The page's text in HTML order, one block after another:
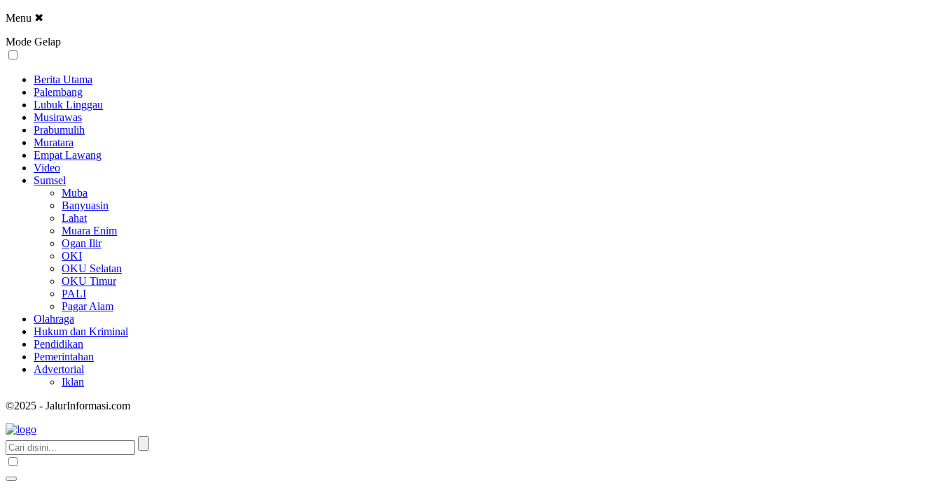
Menu ✖
Mode Gelap
Berita Utama
Palembang
Lubuk Linggau
Musirawas
Prabumulih
Muratara
Empat Lawang
Video
Sumsel
Muba
Banyuasin
Lahat
Muara Enim
Ogan Ilir
OKI
OKU Selatan
OKU Timur
PALI
Pagar Alam
Olahraga
Hukum dan Kriminal
Pendidikan
Pemerintahan
Advertorial
Iklan
©2025 - JalurInformasi.com